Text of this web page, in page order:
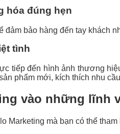
hóa đúng hẹn
đảm bảo hàng đến tay khách
tình
tiếp đến hình ảnh thương
phẩm mới, kích thích nhu
vào những lĩnh
Marketing mà bạn có thể